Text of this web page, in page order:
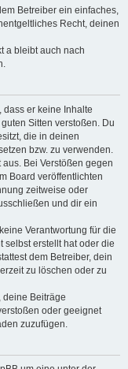
Betreiber ein einfaches,
Recht, deinen
a bleibt auch nach
dass er keine Inhalte
Sitten verstoßen. Du
die in deinen
bzw. zu verwenden.
Bei Verstößen gegen
Board veröffentlichten
zeitweise oder
und dir ein
Verantwortung für die
selbst erstellt hat oder die
dem Betreiber, dein
zu löschen oder zu
deine Beiträge
oder geeignet
zuzufügen.